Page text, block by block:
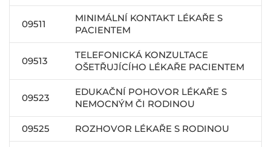
09511
MINIMÁLNÍ KONTAKT LÉKAŘE S
PACIENTEM
09513
TELEFONICKÁ KONZULTACE
OŠETŘUJÍCÍHO LÉKAŘE PACIENTEM
09523
EDUKAČNÍ POHOVOR LÉKAŘE S
NEMOCNÝM ČI RODINOU
09525 ROZHOVOR LÉKAŘE S RODINOU